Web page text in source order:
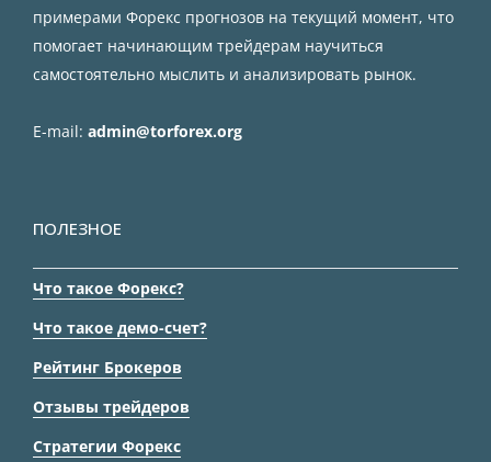
примерами Форекс прогнозов на текущий момент, что
помогает начинающим трейдерам научиться
самостоятельно мыслить и анализировать рынок.
E-mail: admin@torforex.org
ПОЛЕЗНОЕ
Что такое Форекс?
Что такое демо-счет?
Рейтинг Брокеров
Отзывы трейдеров
Стратегии Форекс